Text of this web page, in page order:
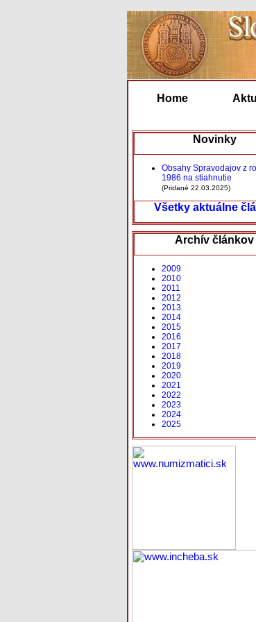
Home
Novinky
Obsahy Spravodajov z
1986 na stiahnutie
(Pridané 22.03.2025)
Všetky aktuálne
Archív článkov
2009
2010
2011
2012
2013
2014
2015
2016
2017
2018
2019
2020
2021
2022
2023
2024
2025